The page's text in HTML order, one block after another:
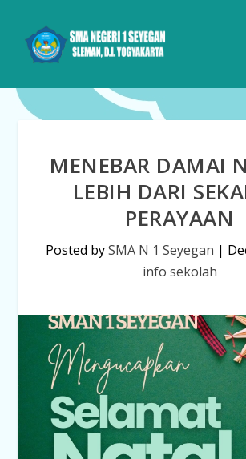
MENEBAR DAMAI
LEBIH DARI
PERAYAAN
Posted bySMA N 1 Seyegan |
info sekolah